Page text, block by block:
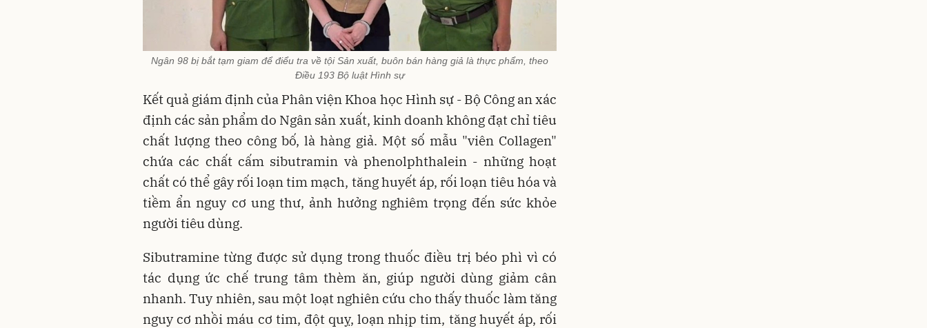
Ngân 98 bị bắt tạm giam để điểu tra về tội Sản xuất, buôn bán hàng giả là thực phẩm, theo
Điều 193 Bộ luật Hình sự
Kết quả giám định của Phân viện Khoa học Hình sự - Bộ Công an xác
định các sản phẩm do Ngân sản xuất, kinh doanh không đạt chỉ tiêu
chất lượng theo công bố, là hàng giả. Một số mẫu "viên Collagen"
chứa các chất cấm sibutramin và phenolphthalein - những hoạt
chất có thể gây rối loạn tim mạch, tăng huyết áp, rối loạn tiêu hóa và
tiềm ẩn nguy cơ ung thư, ảnh hưởng nghiêm trọng đến sức khỏe
người tiêu dùng.
Sibutramine từng được sử dụng trong thuốc điều trị béo phì vì có
tác dụng ức chế trung tâm thèm ăn, giúp người dùng giảm cân
nhanh. Tuy nhiên, sau một loạt nghiên cứu cho thấy thuốc làm tăng
nguy cơ nhồi máu cơ tim, đột quỵ, loạn nhịp tim, tăng huyết áp, rối